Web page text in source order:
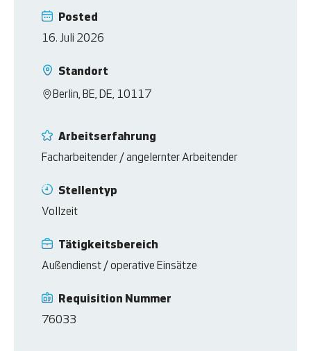
Posted
16. Juli 2026
Requisition Nummer
76033
Standort
Berlin, BE, DE, 10117
Arbeitserfahrung
Facharbeitender / angelernter Arbeitender
Stellentyp
Vollzeit
Tätigkeitsbereich
Außendienst / operative Einsätze